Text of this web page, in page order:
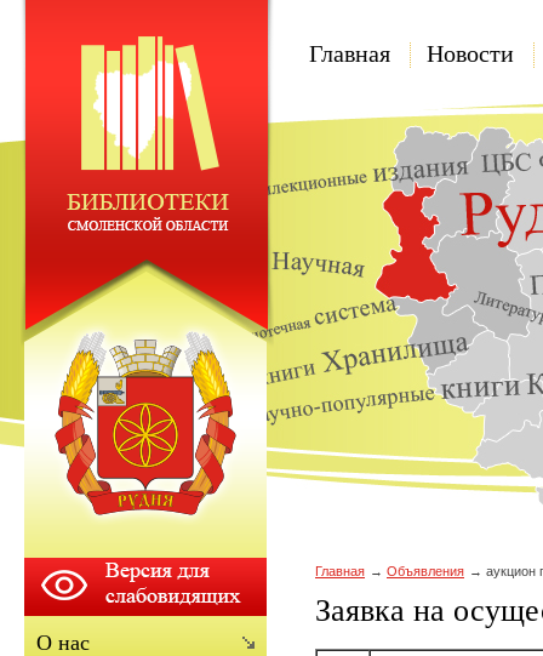
Главная Новости
Главная Объявления аукцион
Заявка на
О нас